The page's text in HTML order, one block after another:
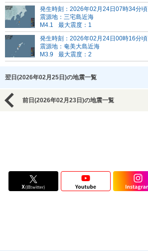
発生時刻：2026年02月24日07時34分頃
震源地：三宅島近海
M4.1
最大震度：1
発生時刻：2026年02月24日00時16分頃
震源地：奄美大島近海
M3.9
最大震度：2
翌日(2026年02月25日)の地震一覧
前日(2026年02月23日)の地震一覧